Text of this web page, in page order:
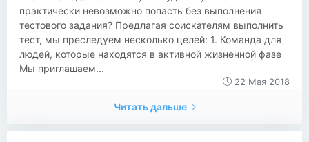
практически невозможно попасть без выполнения
тестового задания? Предлагая соискателям выполнить
тест, мы преследуем несколько целей: 1. Команда для
людей, которые находятся в активной жизненной фазе
Мы приглашаем...
22 Мая 2018
Читать дальше